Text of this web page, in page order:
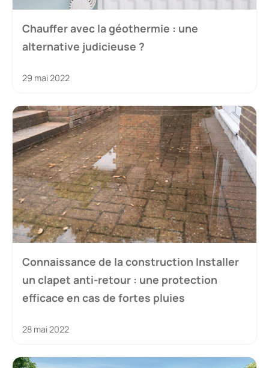
Chauffer avec la géothermie : une
alternative judicieuse ?
29 mai 2022
Connaissance de la construction Installer
un clapet anti-retour : une protection
efficace en cas de fortes pluies
28 mai 2022